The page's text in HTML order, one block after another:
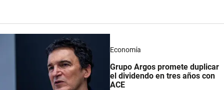
Economía
Grupo Argos promete duplicar
el dividendo en tres años con
ACE